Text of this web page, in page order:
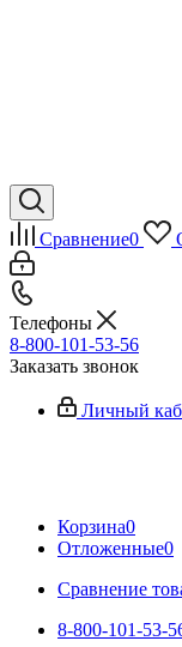
Сравнение0
Телефоны
8-800-101-53-56
Заказать звонок
Личный
Корзина0
Отложенные0
Сравнение
8-800-101-53-